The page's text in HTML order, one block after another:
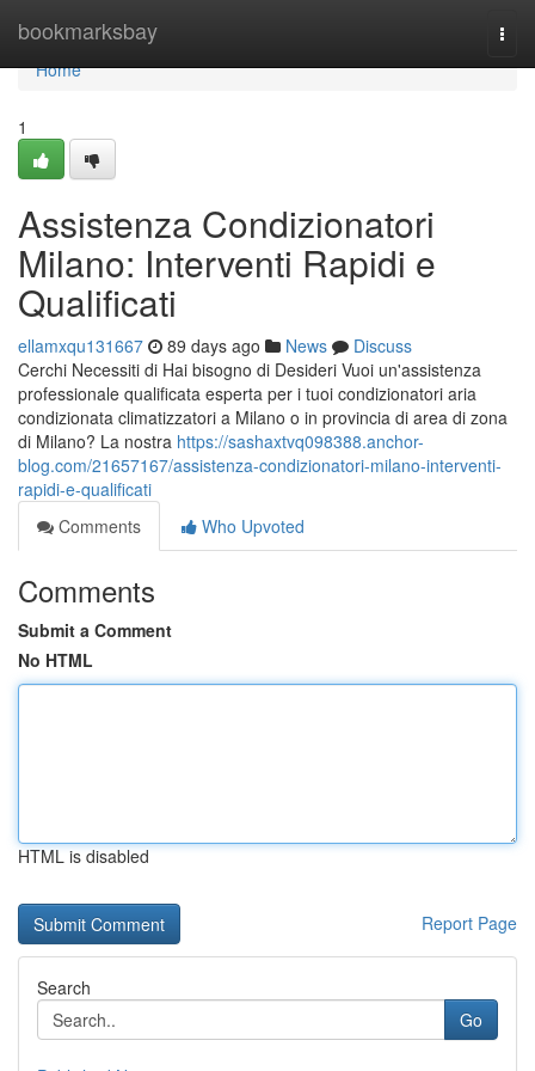
bookmarksbay
Home
Home
1
Assistenza Condizionatori
Milano: Interventi Rapidi e
Qualificati
ellamxqu131667 89 days ago News
Discuss
Cerchi Necessiti di Hai bisogno di Desideri Vuoi un'assistenza
professionale qualificata esperta per i tuoi condizionatori aria
condizionata climatizzatori a Milano o in provincia di area di zona
di Milano? La nostra https://sashaxtvq098388.anchor-
blog.com/21657167/assistenza-condizionatori-milano-interventi-
rapidi-e-qualificati
Comments
Who Upvoted
Comments
Submit a Comment
No HTML
HTML is disabled
Report Page
Search
Go